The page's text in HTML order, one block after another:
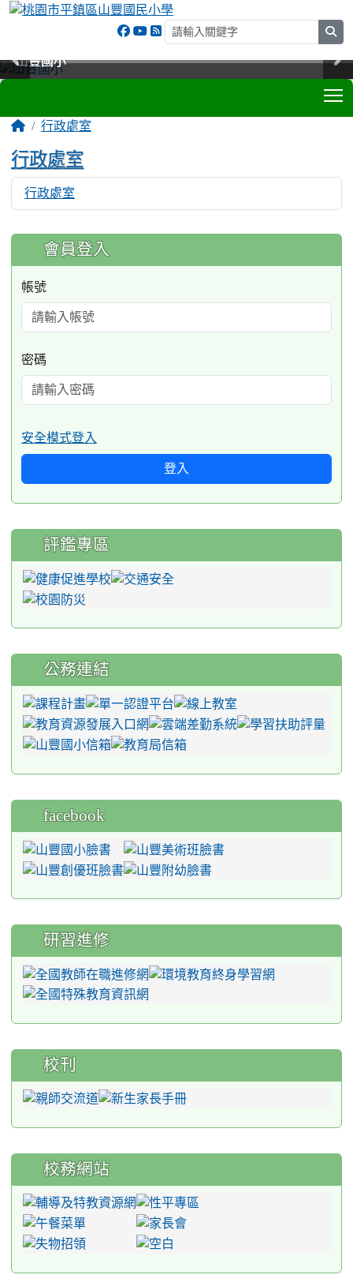
山豐國小
山豐國小
山豐國小
山豐國小
::: 行政處室
行政處室
行政處室
:::
會員登入
帳號
密碼
安全模式登入
登入
評鑑專區
公務連結
facebook
研習進修
校刊
校務網站